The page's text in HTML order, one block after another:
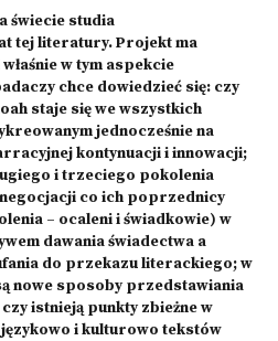
świecie studia
tej literatury. Projekt ma
w tym aspekcie
chce dowiedzieć się: czy
staje się we wszystkich
jednocześnie na
kontynuacji i innowacji;
i trzeciego pokolenia
co ich poprzednicy
– ocaleni i świadkowie) w
dawania świadectwa a
do przekazu literackiego; w
nowe sposoby przedstawiania
istnieją punkty zbieżne w
i kulturowo tekstów